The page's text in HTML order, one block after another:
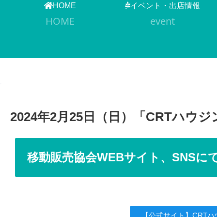
HOME
HOME
イベント・出店情報
event
2024年2月25日（日）「CRTハウ
移動販売協会WEBサイト、SNSに